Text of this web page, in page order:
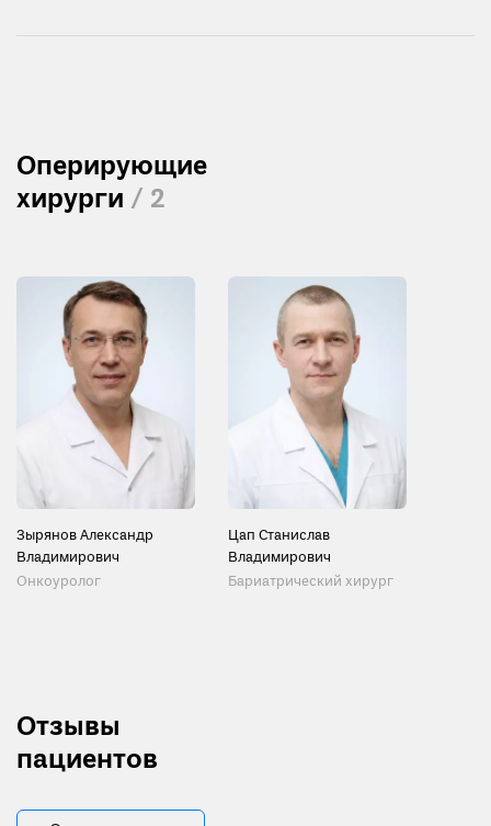
Оперирующие
хирурги / 2
Зырянов Александр
Владимирович
Онкоуролог
Цап Станислав
Владимирович
Бариатрический хирург
Отзывы
пациентов